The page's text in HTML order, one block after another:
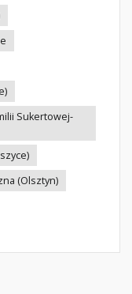
Sukertowej-
(Olsztyn)